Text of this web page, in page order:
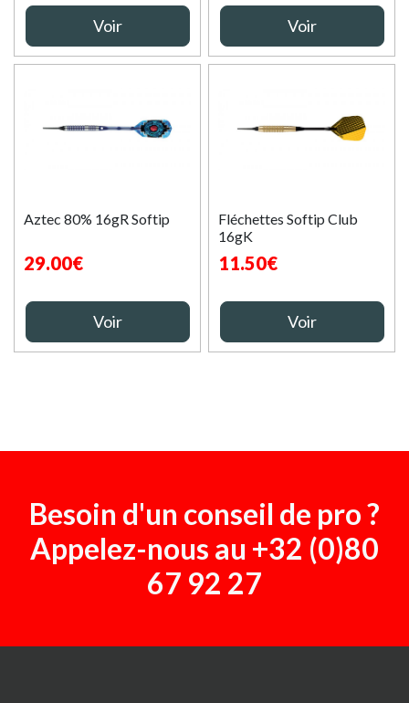
Voir Voir
Aztec 80% 16gR Softip
29.00€
Voir
Fléchettes Softip Club
16gK
11.50€
Voir
Besoin d'un conseil de pro ?
Appelez-nous au +32 (0)80
67 92 27